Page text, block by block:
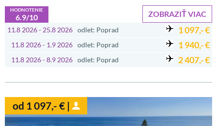
ZOBRAZIŤ VIAC
HODNOTENIE
6.9/10
11.8 2026 - 25.8 2026 odlet: Poprad 1 097,- €
11.8 2026 - 1.9 2026 odlet: Poprad 1 940,- €
11.8 2026 - 8.9 2026 odlet: Poprad 2 407,- €
od 1 097,- € |